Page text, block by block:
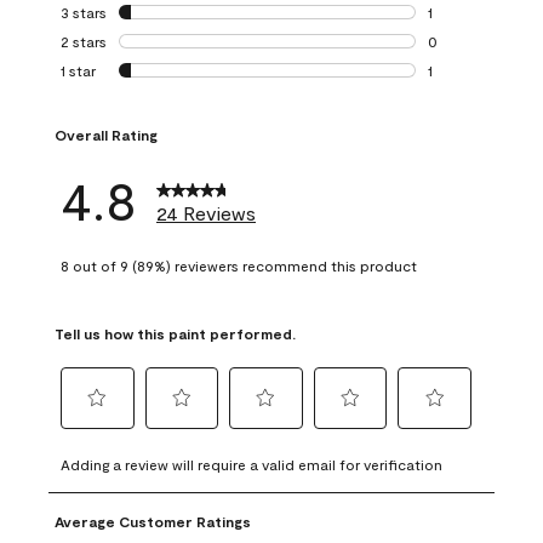
0 reviews with 4
3 stars stars
1
1 review with 3
2 stars stars
0
0 reviews with 2
1 star stars
1
Overall Rating
4.8 24 Reviews
8 out of 9 (89%) reviewers recommend this product
Tell us how this paint performed.
to
rate
the
item
to
rate
the
to
rate
the
item
to
rate
to
rate
Adding a review will require a valid email for verification
Average Customer Ratings